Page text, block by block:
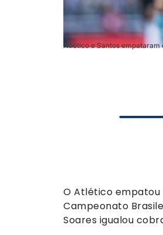
Atlético e Santos empataram
O Atlético empatou
Campeonato
Soares igualou